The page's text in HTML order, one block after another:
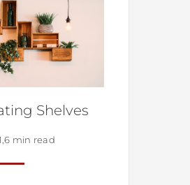
Shelves
min read